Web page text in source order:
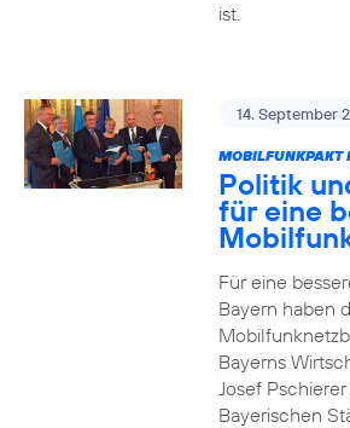
ist.
14. September
MOBILFUNKPAKT
Politik
für eine
Für eine
Bayern haben
Bayerns
Josef
Bayerischen